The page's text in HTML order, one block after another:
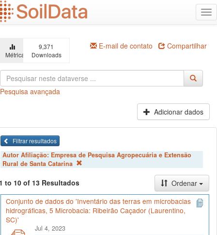
Ir
para
o
principal
Métricas
9,371
Downloads
E-mail de contato Compartilhar
Pesquisa avançada
Adicionar dados
Filtrar resultados
Autor Afiliação: Empresa de Pesquisa Agropecuária e Extensão
Rural de Santa Catarina
to 10 of 13 Resultados
Ordenar
Conjunto de dados do 'Inventário das terras em microbacias
hidrográficas, 5 Microbacia: Ribeirão Caçador (Laurentino,
SC)'
Jul 4, 2023